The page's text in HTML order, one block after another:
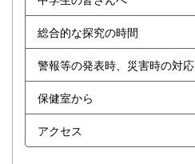
総合的な探究の時間
警報等の発表時、災害時の対応
保健室から
アクセス